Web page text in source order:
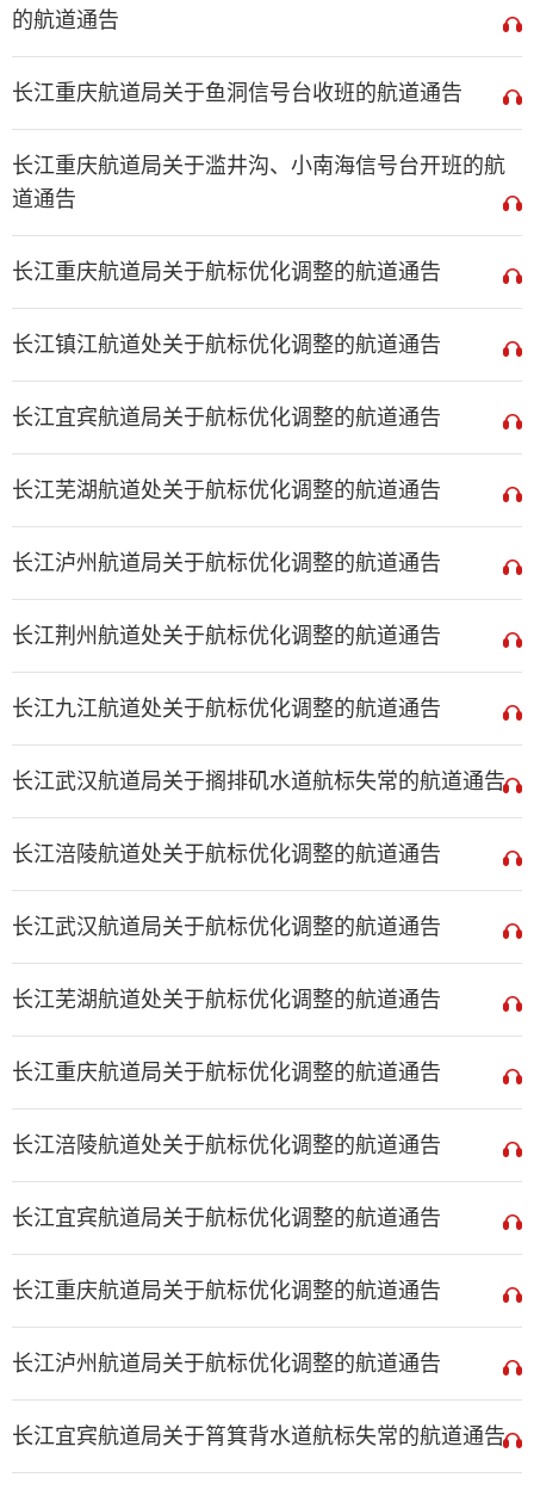
的航道通告
长江重庆航道局关于鱼洞信号台收班的航道通告
长江重庆航道局关于滥井沟、小南海信号台开班的航
道通告
长江重庆航道局关于航标优化调整的航道通告
长江镇江航道处关于航标优化调整的航道通告
长江宜宾航道局关于航标优化调整的航道通告
长江芜湖航道处关于航标优化调整的航道通告
长江泸州航道局关于航标优化调整的航道通告
长江荆州航道处关于航标优化调整的航道通告
长江九江航道处关于航标优化调整的航道通告
长江武汉航道局关于搁排矶水道航标失常的航道通告
长江涪陵航道处关于航标优化调整的航道通告
长江武汉航道局关于航标优化调整的航道通告
长江芜湖航道处关于航标优化调整的航道通告
长江重庆航道局关于航标优化调整的航道通告
长江涪陵航道处关于航标优化调整的航道通告
长江宜宾航道局关于航标优化调整的航道通告
长江重庆航道局关于航标优化调整的航道通告
长江泸州航道局关于航标优化调整的航道通告
长江宜宾航道局关于筲箕背水道航标失常的航道通告